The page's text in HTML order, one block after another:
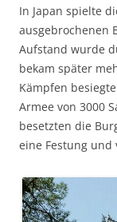
In Japan spielte
ausgebrochenen
Aufstand wurde
bekam später
Kämpfen
Armee von 3000
besetzten die
eine Festung